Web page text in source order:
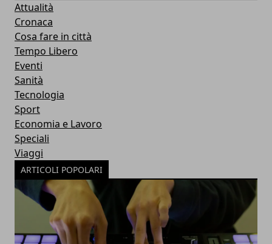
Attualità
Cronaca
Cosa fare in città
Tempo Libero
Eventi
Sanità
Tecnologia
Sport
Economia e Lavoro
Speciali
Viaggi
ARTICOLI POPOLARI